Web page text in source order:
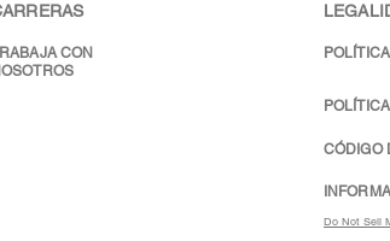
CON
CÓDIGO
Do Not Sell